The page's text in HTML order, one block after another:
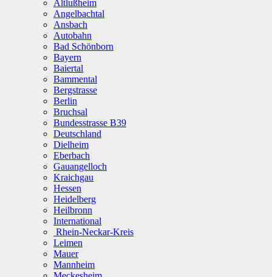
Altlußheim
Angelbachtal
Ansbach
Autobahn
Bad Schönborn
Bayern
Baiertal
Bammental
Bergstrasse
Berlin
Bruchsal
Bundesstrasse B39
Deutschland
Dielheim
Eberbach
Gauangelloch
Kraichgau
Hessen
Heidelberg
Heilbronn
International
Rhein-Neckar-Kreis
Leimen
Mauer
Mannheim